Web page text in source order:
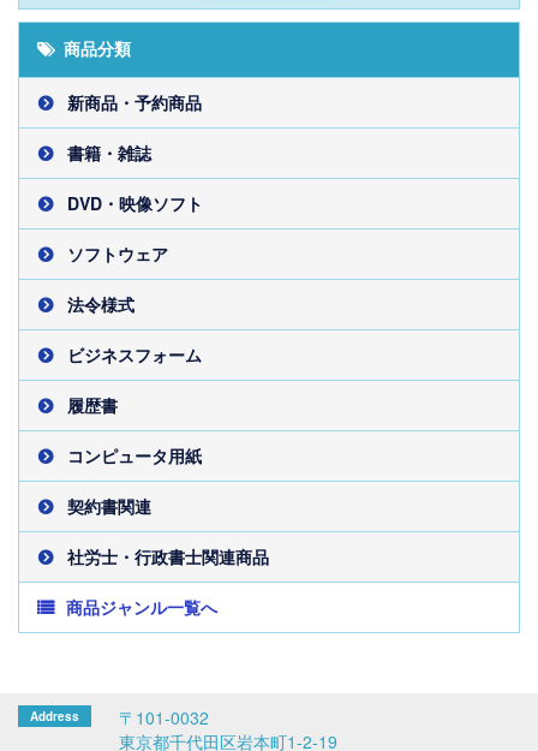
商品分類
新商品・予約商品
書籍・雑誌
DVD・映像ソフト
ソフトウェア
法令様式
ビジネスフォーム
履歴書
コンピュータ用紙
契約書関連
社労士・行政書士関連商品
商品ジャンル一覧へ
〒101-0032
東京都千代田区岩本町1-2-19